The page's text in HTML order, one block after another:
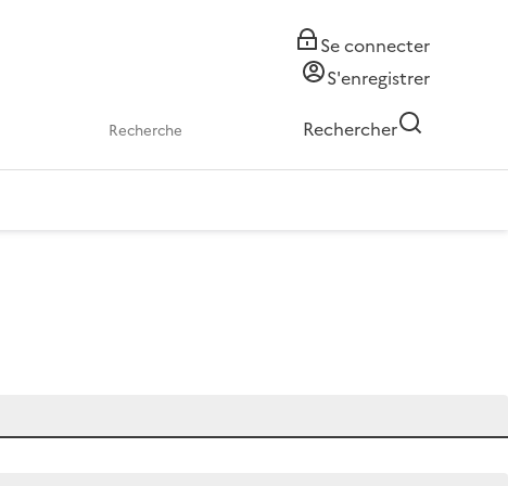
Se connecter
S'enregistrer
Rechercher